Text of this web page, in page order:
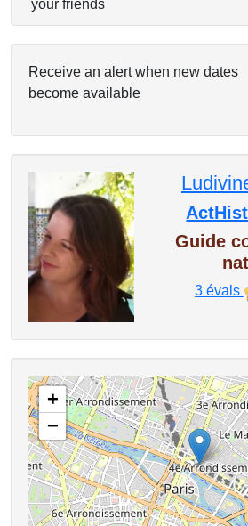
your friends
Receive an alert when new dates
become available
Guide
3évals
+
−